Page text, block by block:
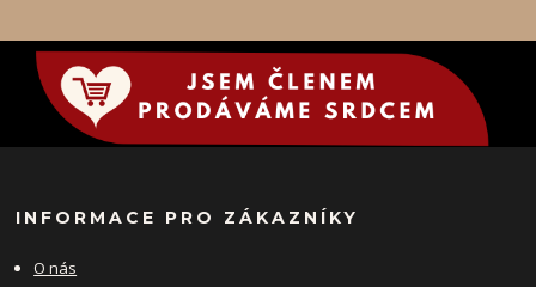
INFORMACE PRO ZÁKAZNÍKY
O nás